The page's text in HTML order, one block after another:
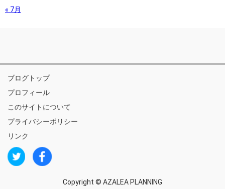
« 7月
ブログトップ
プロフィール
このサイトについて
プライバシーポリシー
リンク
Copyright © AZALEA PLANNING